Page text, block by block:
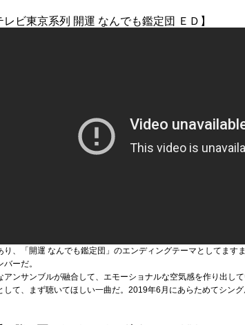
レビ東京系列 開運 なんでも鑑定団 ＥＤ】
、「開運 なんでも鑑定団」のエンディングテーマとしてます
ーだ。
ンサンブルが融合して、エモーショナルな空気感を作り出して
して、まず聴いてほしい一曲だ。2019年6月にあらためてシン